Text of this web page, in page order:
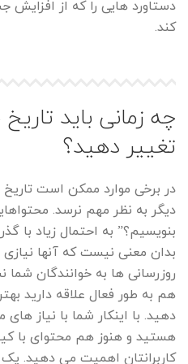
دستاورد هایی را که از افزایش
کند.
چه زمانی باید
تغییر دهید؟
در برخی موارد ممکن است
دیگر به نظر مهم نرسد.
بنویسیم؟” به احتمال زیاد با
بدان معنی نیست که آنها نیازی
روزرسانی ها به خوانندگان
هم به طور فعال علاقه دارید
دهید. با اینکار شما با نیاز
هستید و هنوز هم محتوای با
کاربرانتان اهمیت می دهید. یک